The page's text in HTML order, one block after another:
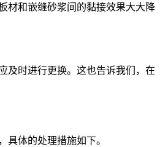
材和嵌缝砂浆间的黏接效果大大降
及时进行更换。这也告诉我们，在
体的处理措施如下。